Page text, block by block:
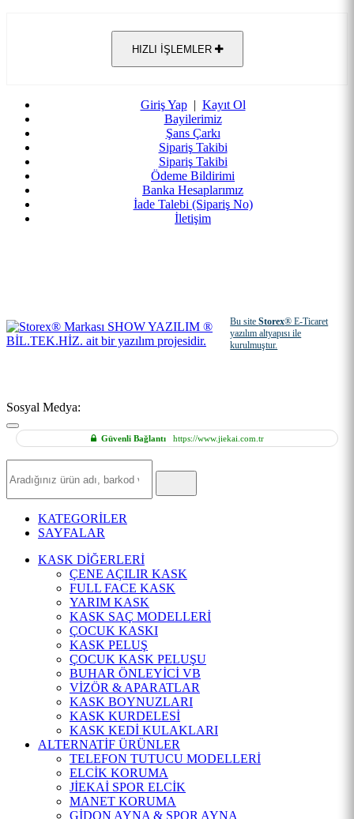
HIZLI İŞLEMLER
Giriş Yap| Kayıt Ol
Bayilerimiz
Şans Çarkı
Sipariş Takibi
Sipariş Takibi
Ödeme Bildirimi
Banka Hesaplarımız
İade Talebi (Sipariş No)
İletişim
Bu siteStorex® E-Ticaret
yazılım altyapısı ile
kurulmuştur.
Sosyal Medya:
Güvenli Bağlantıhttps://www.jiekai.com.tr
Ürün
KATEGORİLER
SAYFALAR
KASK DİĞERLERİ
ÇENE AÇILIR KASK
FULL FACE KASK
YARIM KASK
KASK SAÇ MODELLERİ
ÇOCUK KASKI
KASK PELUŞ
ÇOCUK KASK PELUŞU
BUHAR ÖNLEYİCİ VB
VİZÖR & APARATLAR
KASK BOYNUZLARI
KASK KURDELESİ
KASK KEDİ KULAKLARI
ALTERNATİF ÜRÜNLER
TELEFON TUTUCU MODELLERİ
ELCİK KORUMA
JİEKAİ SPOR ELCİK
MANET KORUMA
GİDON AYNA & SPOR AYNA